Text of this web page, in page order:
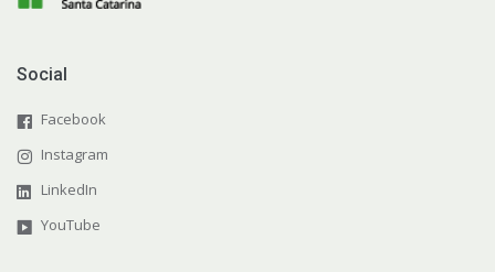
Social
Facebook
Instagram
LinkedIn
YouTube